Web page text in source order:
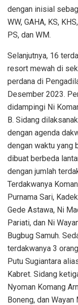
dengan inisial
WW, GAHA, KS,
PS, dan WM.
Selanjutnya, 16
resort mewah di
perdana di
Desember 2023.
didampingi Ni
B. Sidang
dengan agenda
dengan waktu yang
dibuat berbeda
dengan jumlah
Terdakwanya
Purnama Sari,
Gede Astawa, Ni
Pariati, dan Ni
Bugbug Samuh.
terdakwanya 3
Putu Sugiantara
Kabret. Sidang
Nyoman Komang
Boneng, dan